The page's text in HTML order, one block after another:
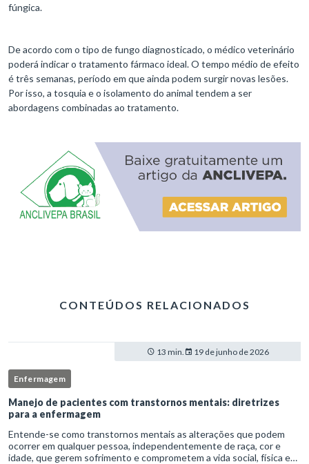
fúngica.
De acordo com o tipo de fungo diagnosticado, o médico veterinário
poderá indicar o tratamento fármaco ideal. O tempo médio de efeito
é três semanas, período em que ainda podem surgir novas lesões.
Por isso, a tosquia e o isolamento do animal tendem a ser
abordagens combinadas ao tratamento.
CONTEÚDOS RELACIONADOS
13 min. 19 de junho de 2026
Enfermagem
Manejo de pacientes com transtornos mentais: diretrizes
para a enfermagem
Entende-se como transtornos mentais as alterações que podem
ocorrer em qualquer pessoa, independentemente de raça, cor e
idade, que gerem sofrimento e comprometem a vida social, física e